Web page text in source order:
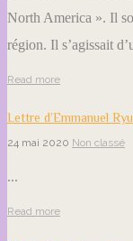
North America ». Il
région. Il s’agissait
Read more
Lettre d’Emmanuel
24 mai 2020 Non classé
...
Read more